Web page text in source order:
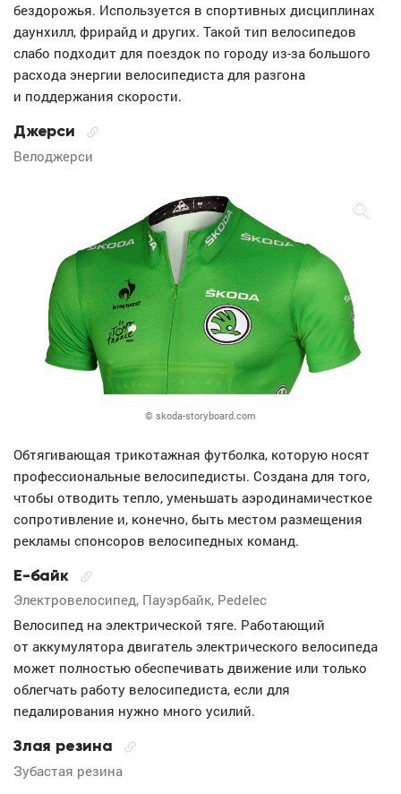
бездорожья. Используется в спортивных дисциплинах
даунхилл, фрирайд и других. Такой тип велосипедов
слабо подходит для поездок по городу из-за большого
расхода энергии велосипедиста для разгона
и поддержания скорости.
Джерси
Велоджерси
© skoda-storyboard.com
Обтягивающая трикотажная футболка, которую носят
профессиональные велосипедисты. Создана для того,
чтобы отводить тепло, уменьшать аэродинамичесткое
сопротивление и, конечно, быть местом размещения
рекламы спонсоров велосипедных команд.
Е-байк
Электровелосипед, Пауэрбайк, Pedelec
Велосипед на электрической тяге. Работающий
от аккумулятора двигатель электрического велосипеда
может полностью обеспечивать движение или только
облегчать работу велосипедиста, если для
педалирования нужно много усилий.
Злая резина
Зубастая резина